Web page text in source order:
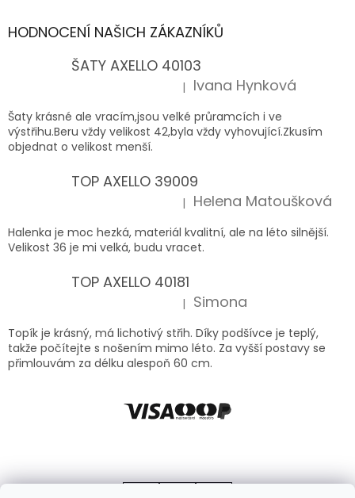
HODNOCENÍ NAŠICH ZÁKAZNÍKŮ
ŠATY AXELLO 40103
Hodnocení produktu je 5 z 5 hvězdiček.
| Ivana Hynková
Šaty krásné ale vracím,jsou velké průramcích i ve
výstřihu.Beru vždy velikost 42,byla vždy vyhovující.Zkusím
objednat o velikost menší.
TOP AXELLO 39009
Hodnocení produktu je 5 z 5 hvězdiček.
| Helena Matoušková
Halenka je moc hezká, materiál kvalitní, ale na léto silnější.
Velikost 36 je mi velká, budu vracet.
TOP AXELLO 40181
Hodnocení produktu je 5 z 5 hvězdiček.
| Simona
Topík je krásný, má lichotivý střih. Díky podšívce je teplý,
takže počítejte s nošením mimo léto. Za vyšší postavy se
přimlouvám za délku alespoň 60 cm.